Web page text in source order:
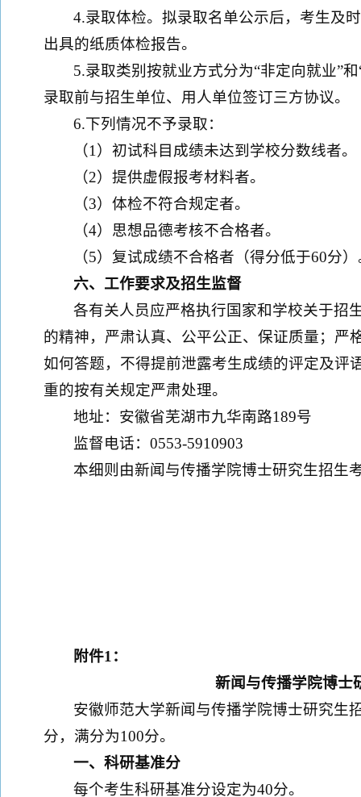
4.录取体检。拟录取名单公示后，考生及
出具的纸质体检报告。
5.录取类别按就业方式分为“非定向就业”
录取前与招生单位、用人单位签订三方协议。
6.下列情况不予录取：
（1）初试科目成绩未达到学校分数线者。
（2）提供虚假报考材料者。
（3）体检不符合规定者。
（4）思想品德考核不合格者。
（5）复试成绩不合格者（得分低于60分
六、工作要求及招生监督
各有关人员应严格执行国家和学校关于招
的精神，严肃认真、公平公正、保证质量；严
如何答题，不得提前泄露考生成绩的评定及评
重的按有关规定严肃处理。
地址：安徽省芜湖市九华南路189号
监督电话：0553-5910903
本细则由新闻与传播学院博士研究生招生
附件1 ：
新闻与传播学院博士
安徽师范大学新闻与传播学院博士研究生
分，满分为100分。
一、科研基准分
每个考生科研基准分设定为40分。